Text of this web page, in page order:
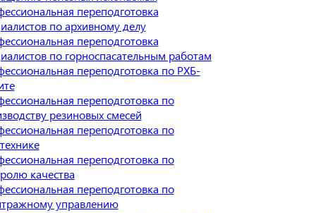
переподготовка
по архивному делу
переподготовка
по горноспасательным работам
переподготовка по РХБ-
переподготовка по
резиновых смесей
переподготовка по
переподготовка по
качества
переподготовка по
управлению